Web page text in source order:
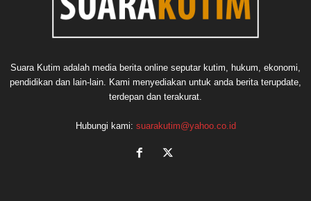
Suara Kutim adalah media berita online seputar kutim, hukum, ekonomi,
pendidikan dan lain-lain. Kami menyediakan untuk anda berita terupdate,
terdepan dan terakurat.
Hubungi kami: suarakutim@yahoo.co.id